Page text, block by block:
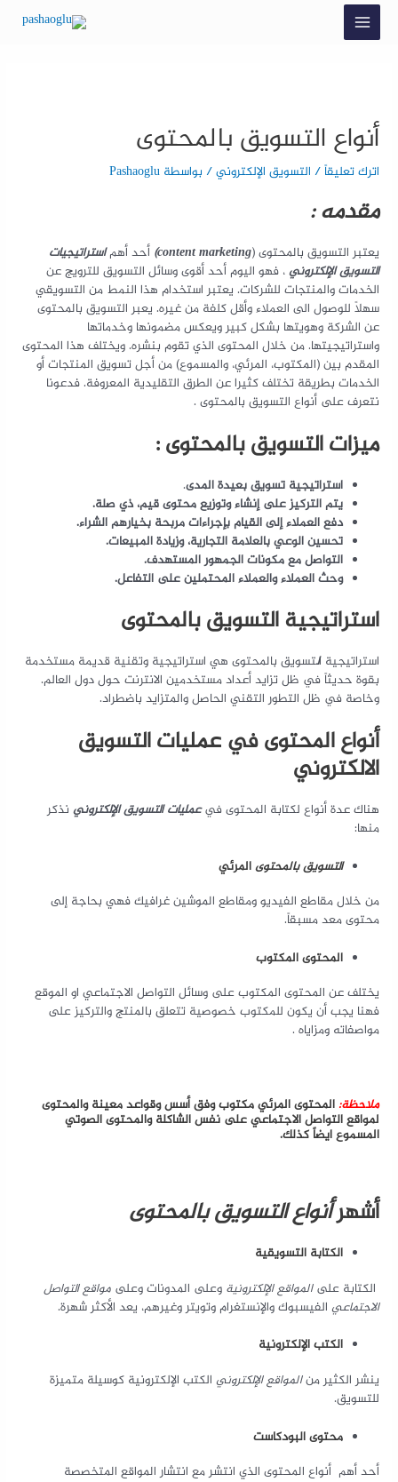
أنواع التسويق بالمحتوى
اترك تعليقاً/التسويق الإلكتروني/ بواسطةPashaoglu
مقدمه :
يعتبر التسويق بالمحتوى ( content marketing
)أحد أهماستراتيجيات
التسويق الإلكتروني، فهو اليوم أحد أقوى وسائل التسويق للترويج عن
الخدمات والمنتجات للشركات. يعتبر استخدام هذا النمط من التسويقي
سهلاً للوصول الى العملاء وأقل كلفة من غيره.يعبر التسويق بالمحتوى
عن الشركة وهويتها بشكل كبير ويعكس مضمونها وخدماتها
واستراتيجيتها. من خلال المحتوى الذي تقوم بنشره. ويختلف هذا المحتوى
المقدم بين (المكتوب، المرئي، والمسموع) من أجل تسويق المنتجات أو
الخدمات بطريقة تختلف كثيرا عن الطرق التقليدية المعروفة. فدعونا
نتعرف على أنواع التسويق بالمحتوى .
ميزات التسويق بالمحتوى :
استراتيجية تسويق بعيدة المدى.
يتم التركيز على إنشاء وتوزيع محتوى قيم، ذي صلة.
دفع العملاء إلى القيام بإجراءات مربحة بخيارهم الشراء.
تحسين الوعي بالعلامة التجارية، وزيادة المبيعات.
التواصل مع مكونات الجمهور المستهدف.
وحث العملاء والعملاء المحتملين على التفاعل.
استراتيجية التسويق بالمحتوى
استراتيجية التسويق بالمحتوى هي استراتيجية وتقنية قديمة مستخدمة
بقوة حديثاً في ظل تزايد أعداد مستخدمين الانترنت حول دول العالم.
وخاصة في ظل التطور التقني الحاصل والمتزايد باضطراد.
أنواع المحتوى في عمليات التسويق
الالكتروني
هناك عدة أنواع لكتابة المحتوى فيعمليات التسويق الإلكترونينذكر
منها:
التسويق بالمحتوىالمرئي
من خلال مقاطع الفيديو ومقاطع الموشين غرافيك فهي بحاجة إلى
محتوى معد مسبقاً.
المحتوى المكتوب
يختلف عن المحتوى المكتوب على وسائل التواصل الاجتماعي او الموقع
فهنا يجب أن يكون للمكتوب خصوصية تتعلق بالمنتج والتركيز على
مواصفاته ومزاياه .
ملاحظة:المحتوى المرئي مكتوب وفق أسس وقواعد معينة والمحتوى
لمواقع التواصل الاجتماعي على نفس الشاكلة والمحتوى الصوتي
المسموع ايضاً كذلك.
أشهرأنواع التسويق بالمحتوى
الكتابة التسويقية
الكتابة علىالمواقع الإلكترونيةوعلى المدونات وعلىمواقع التواصل
الاجتماعيالفيسبوك والإنستغرام وتويتر وغيرهم، يعد الأكثر شهرة.
الكتب الإلكترونية
ينشر الكثير منالمواقع الإلكترونيالكتب الإلكترونية كوسيلة متميزة
للتسويق.
محتوى البودكاست
أحد أهم أنواع المحتوى الذي انتشر مع انتشار المواقع المتخصصة